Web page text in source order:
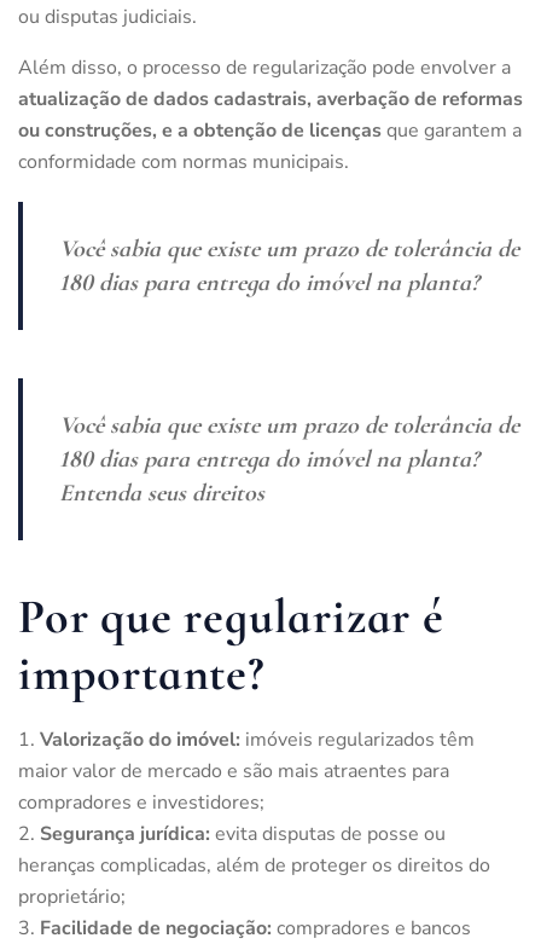
ou disputas judiciais.
Além disso, o processo de regularização pode envolver a
atualização de dados cadastrais, averbação de reformas
ou construções, e a obtenção de licençasque garantem a
conformidade com normas municipais.
Você sabia que existe um prazo de tolerância de
180 dias para entrega do imóvel na planta?
Você sabia que existe um prazo de tolerância de
180 dias para entrega do imóvel na planta?
Entenda seus direitos
Por que regularizar é
importante?
Valorização do imóvel: imóveis regularizados têm
maior valor de mercado e são mais atraentes para
compradores e investidores;
Segurança jurídica: evita disputas de posse ou
heranças complicadas, além de proteger os direitos do
proprietário;
Facilidade de negociação: compradores e bancos